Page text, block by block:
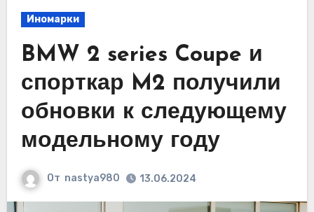
Иномарки
BMW 2 series Coupe и
спорткар M2 получили
обновки к следующему
модельному году
От nastya980 13.06.2024